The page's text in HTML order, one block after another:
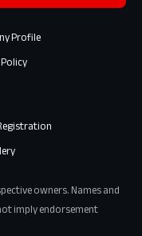
Profile
owners. Names and
imply endorsement